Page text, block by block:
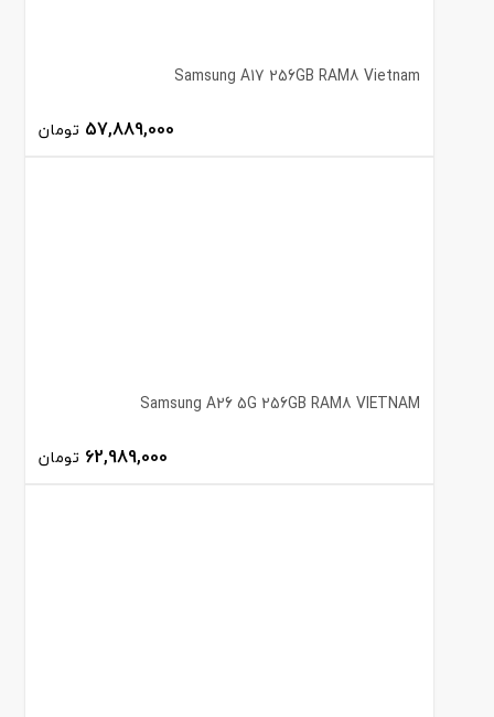
Samsung A17 256GB RAM8 Vietnam
57,889,000 تومان
Samsung A26 5G 256GB RAM8 VIETNAM
62,989,000 تومان